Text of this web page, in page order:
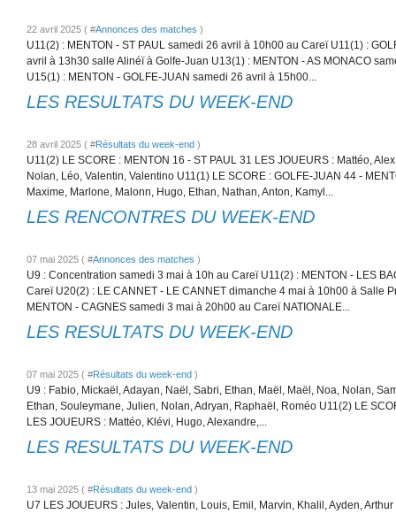
22 avril 2025 ( #Annonces des matches )
U11(2) : MENTON - ST PAUL samedi 26 avril à 10h00 au Careï U11(1) :
avril à 13h30 salle Alinéï à Golfe-Juan U13(1) : MENTON - AS MONACO
U15(1) : MENTON - GOLFE-JUAN samedi 26 avril à 15h00...
LES RESULTATS DU WEEK-END
28 avril 2025 ( #Résultats du week-end )
U11(2) LE SCORE : MENTON 16 - ST PAUL 31 LES JOUEURS : Mattéo,
Nolan, Léo, Valentin, Valentino U11(1) LE SCORE : GOLFE-JUAN 44 -
Maxime, Marlone, Malonn, Hugo, Ethan, Nathan, Anton, Kamyl...
LES RENCONTRES DU WEEK-END
07 mai 2025 ( #Annonces des matches )
U9 : Concentration samedi 3 mai à 10h au Careï U11(2) : MENTON - LES
Careï U20(2) : LE CANNET - LE CANNET dimanche 4 mai à 10h00 à Salle
MENTON - CAGNES samedi 3 mai à 20h00 au Careï NATIONALE...
LES RESULTATS DU WEEK-END
07 mai 2025 ( #Résultats du week-end )
U9 : Fabio, Mickaël, Adayan, Naël, Sabri, Ethan, Maël, Maël, Noa, Nolan,
Ethan, Souleymane, Julien, Nolan, Adryan, Raphaël, Roméo U11(2) LE
LES JOUEURS : Mattéo, Klévi, Hugo, Alexandre,...
LES RESULTATS DU WEEK-END
13 mai 2025 ( #Résultats du week-end )
U7 LES JOUEURS : Jules, Valentin, Louis, Emil, Marvin, Khalil, Ayden,